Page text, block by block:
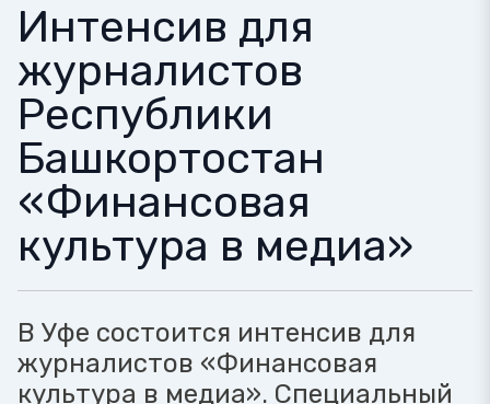
Интенсив для
журналистов
Республики
Башкортостан
«Финансовая
культура в медиа»
В Уфе состоится интенсив для
журналистов «Финансовая
культура в медиа». Специальный